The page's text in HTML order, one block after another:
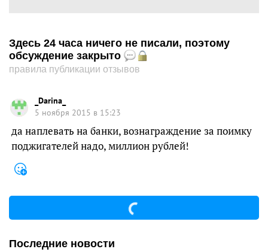
Здесь 24 часа ничего не писали, поэтому
обсуждение закрыто
правила публикации отзывов
_Darina_
5 ноября 2015 в 15:23
да наплевать на банки, вознаграждение за поимку
поджигателей надо, миллион рублей!
Последние новости